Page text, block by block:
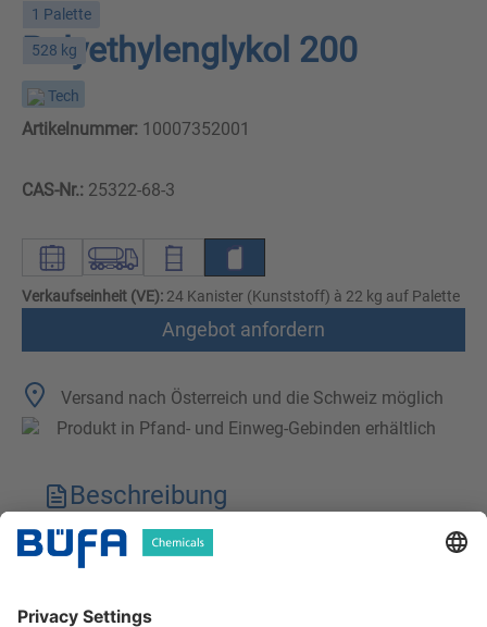
1 Palette
528 kg
Polyethylenglykol 200
Tech
Artikelnummer: 10007352001
CAS-Nr.: 25322-68-3
Verkaufseinheit (VE): 24 Kanister (Kunststoff) à 22 kg auf Palette
Angebot anfordern
Versand nach Österreich und die Schweiz möglich
Produkt in Pfand- und Einweg-Gebinden erhältlich
Beschreibung
Technische Merkmale